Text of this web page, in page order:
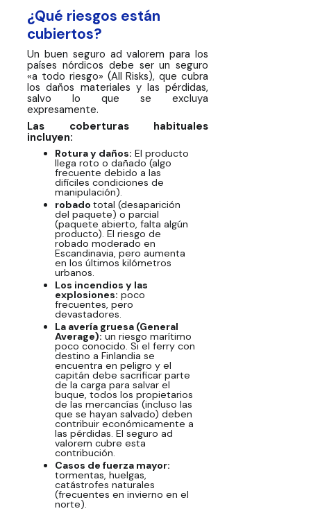
¿Qué riesgos están
cubiertos?
Un buen seguro ad valorem para los
países nórdicos debe ser un seguro
«a todo riesgo» (All Risks), que cubra
los daños materiales y las pérdidas,
salvo lo que se excluya
expresamente.
Las coberturas habituales
incluyen:
Rotura y daños: El producto
llega roto o dañado (algo
frecuente debido a las
difíciles condiciones de
manipulación).
robado total (desaparición
del paquete) o parcial
(paquete abierto, falta algún
producto). El riesgo de
robado moderado en
Escandinavia, pero aumenta
en los últimos kilómetros
urbanos.
Los incendios y las
explosiones: poco
frecuentes, pero
devastadores.
La avería gruesa (General
Average):un riesgo marítimo
poco conocido. Si el ferry con
destino a Finlandia se
encuentra en peligro y el
capitán debe sacrificar parte
de la carga para salvar el
buque, todos los propietarios
de las mercancías (incluso las
que se hayan salvado) deben
contribuir económicamente a
las pérdidas. El seguro ad
valorem cubre esta
contribución.
Casos de fuerza mayor:
tormentas, huelgas,
catástrofes naturales
(frecuentes en invierno en el
norte).